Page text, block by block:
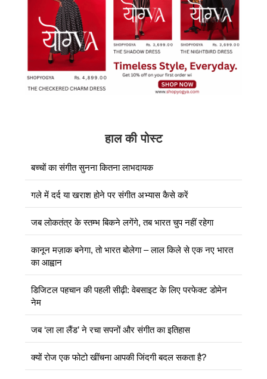
हाल की पोस्ट
बच्चों का संगीत सुनना कितना लाभदायक
गले में दर्द या खराश होने पर संगीत अभ्यास कैसे करें
जब लोकतंत्र के स्तम्भ बिकने लगेंगे, तब भारत चुप नहीं रहेगा
कानून मज़ाक बनेगा, तो भारत बोलेगा – लाल किले से एक नए भारत
का आह्वान
डिजिटल पहचान की पहली सीढ़ी: वेबसाइट के लिए परफेक्ट डोमेन
नेम
जब ‘ला ला लैंड’ ने रचा सपनों और संगीत का इतिहास
क्यों रोज एक फोटो खींचना आपकी जिंदगी बदल सकता है?